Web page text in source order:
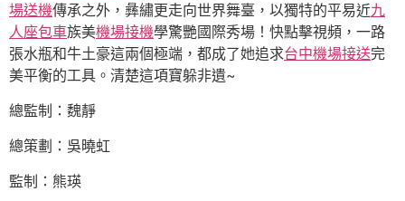
場送機傳承之外，彝繡更走向世界舞臺，以獨特的平易近九
人座包車族美機場接機學驚艷國際秀場！快點擊視頻，一路
張水瓶和牛土豪這兩個極端，都成了她追求台中機場接送完
美平衡的工具。清楚這項寶躲非遺~
總監制：魏靜
總策劃：吳曉虹
監制：熊瑛